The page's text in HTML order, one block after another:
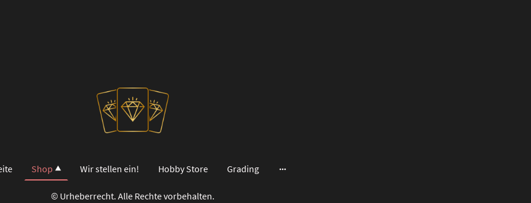
Shop Wir stellen ein! Hobby Store Grading
© Urheberrecht. Alle Rechte vorbehalten.